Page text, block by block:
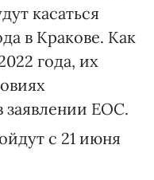
касаться
в Кракове. Как
года, их
EOC.
с 21 июня